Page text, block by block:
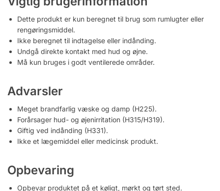
Dette produkt er kun beregnet til brug som rumlugter eller
rengøringsmiddel.
Ikke beregnet til indtagelse eller indånding.
Undgå direkte kontakt med hud og øjne.
Må kun bruges i godt ventilerede områder.
Advarsler
Meget brandfarlig væske og damp (H225).
Forårsager hud- og øjenirritation (H315/H319).
Giftig ved indånding (H331).
Ikke et lægemiddel eller medicinsk produkt.
Opbevaring
Opbevar produktet på et køligt, mørkt og tørt sted.